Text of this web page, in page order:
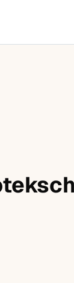
innehåll